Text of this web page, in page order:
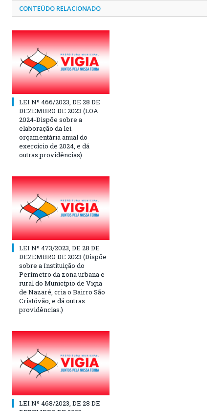
CONTEÚDO RELACIONADO
LEI Nº 466/2023, DE 28 DE
DEZEMBRO DE 2023 (LOA
2024-Dispõe sobre a
elaboração da lei
orçamentária anual do
exercício de 2024, e dá
outras providências)
LEI Nº 473/2023, DE 28 DE
DEZEMBRO DE 2023 (Dispõe
sobre a Instituição do
Perímetro da zona urbana e
rural do Município de Vigia
de Nazaré, cria o Bairro São
Cristóvão, e dá outras
providências.)
LEI Nº 468/2023, DE 28 DE